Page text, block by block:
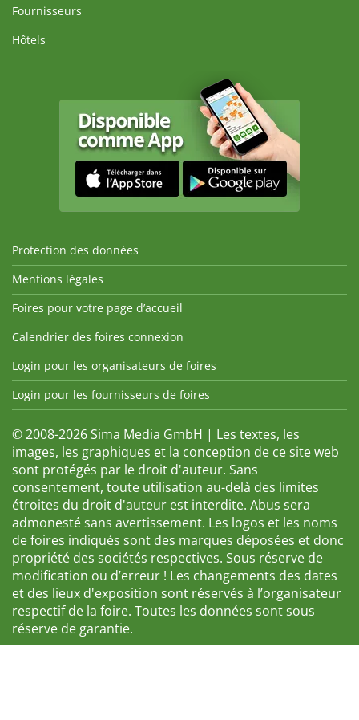
Fournisseurs
Hôtels
Protection des données
Mentions légales
Foires pour votre page d’accueil
Calendrier des foires connexion
Login pour les organisateurs de foires
Login pour les fournisseurs de foires
© 2008-2026 Sima Media GmbH | Les textes, les
images, les graphiques et la conception de ce site web
sont protégés par le droit d'auteur. Sans
consentement, toute utilisation au-delà des limites
étroites du droit d'auteur est interdite. Abus sera
admonesté sans avertissement. Les logos et les noms
de foires indiqués sont des marques déposées et donc
propriété des sociétés respectives. Sous réserve de
modification ou d’erreur ! Les changements des dates
et des lieux d'exposition sont réservés à l’organisateur
respectif de la foire. Toutes les données sont sous
réserve de garantie.